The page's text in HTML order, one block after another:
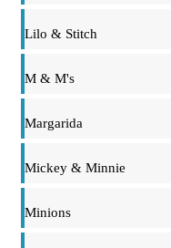
Lilo & Stitch
M & M's
Margarida
Mickey & Minnie
Minions